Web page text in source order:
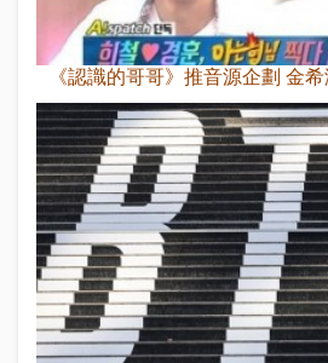
《認識的哥哥》推音源企劃 金